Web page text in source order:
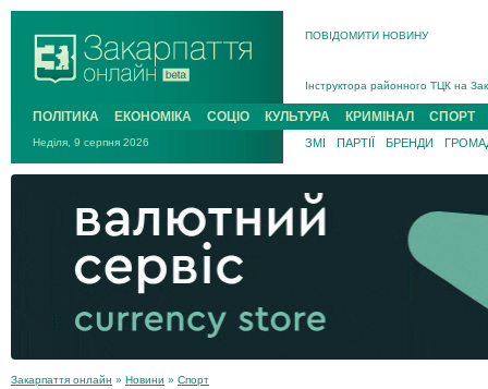
ПОВІДОМИТИ НОВИНУ
Інструктора районного ТЦК на
В Ужгороді попрощаються із
В Ужгороді 5 серпня
Підтвердили загибель
На війні з рф поліг військовий з
На війні загинув 26-річний
ПОЛІТИКА ЕКОНОМІКА СОЦІО КУЛЬТУРА КРИМІНАЛ СПОРТ
Неділя, 9 серпня 2026 ЗМІ ПАРТІЇ БРЕНДИ
Закарпаття онлайн » Новини » Спорт